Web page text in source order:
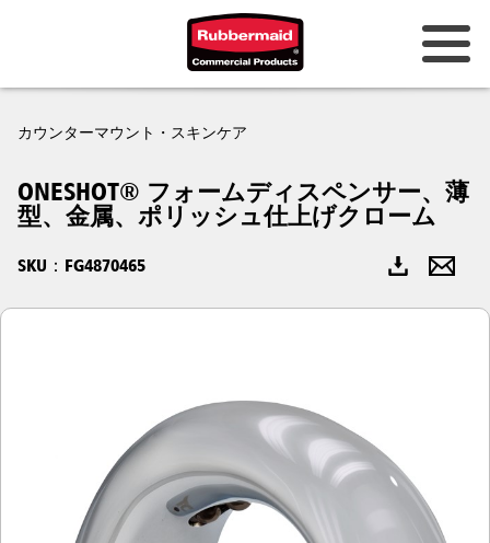
中国（CN）
ベトナム（VN）
タイ (TH)
シンガポール
カウンターマウント・スキンケア
ONESHOT® フォームディスペンサー、薄
型、金属、ポリッシュ仕上げクローム
SKU：FG4870465